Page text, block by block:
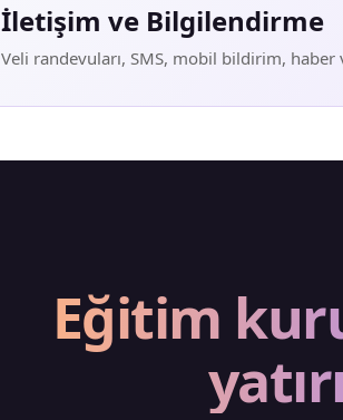
İletişim ve Bilgilendirme
Veli randevuları, SMS, mobil bildirim,
Eğitim